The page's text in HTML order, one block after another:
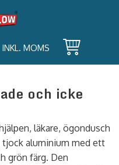
INKL. MOMS
och icke
läkare, ögondusch
tjock aluminium med ett
grön färg. Den